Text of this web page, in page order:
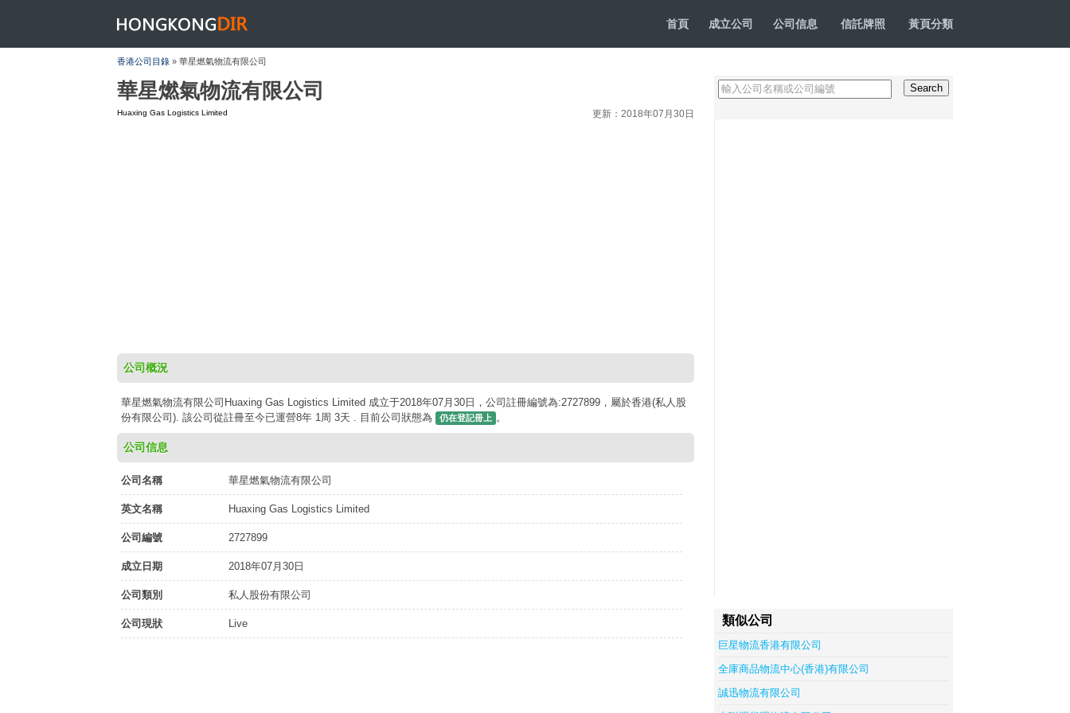
HONGKONGDIR 首頁 成立公司 公司信息 信託牌照 黃頁分類
香港公司目錄 » 華星燃氣物流有限公司
華星燃氣物流有限公司
Huaxing Gas Logistics Limited 更新：2018年07月30日
公司概況
華星燃氣物流有限公司Huaxing Gas Logistics Limited 成立于2018年07月30日，公司註冊編號為:2727899，屬於香港(私人股
份有限公司). 該公司從註冊至今已運營8年 1周 3天 . 目前公司狀態為
仍在登記冊上 。
公司信息
公司名稱 華星燃氣物流有限公司
英文名稱 Huaxing Gas Logistics Limited
公司編號 2727899
成立日期 2018年07月30日
公司類別 私人股份有限公司
公司現狀 Live 類似公司
巨星物流香港有限公司
全庫商品物流中心(香港)有限公司
誠迅物流有限公司